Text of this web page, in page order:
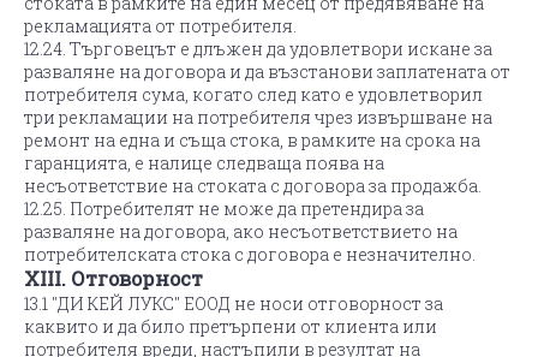
рекламацията от потребителя.
12.24. Търговецът е длъжен да удовлетвори искане за
разваляне на договора и да възстанови заплатената от
потребителя сума, когато след като е удовлетворил
три рекламации на потребителя чрез извършване на
ремонт на една и съща стока, в рамките на срока на
гаранцията, е налице следваща поява на
несъответствие на стоката с договора за продажба.
12.25. Потребителят не може да претендира за
разваляне на договора, ако несъответствието на
потребителската стока с договора е незначително.
XIII. Отговорност
13.1 "ДИ КЕЙ ЛУКС" ЕООД не носи отговорност за
каквито и да било претърпени от клиента или
потребителя вреди, настъпили в резултат на